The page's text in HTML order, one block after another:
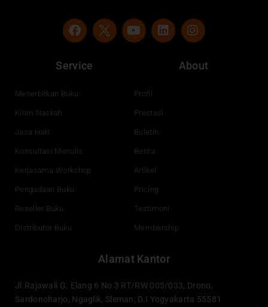
F
a
e
b
o
Y
o
e
L
i
n
I
n
t
a
Service
Menerbitkan Buku
Kirim Naskah
Jasa Haki
Konsultasi Menulis
Kerjasama Workshop
Pengadaan Buku
Reseller Buku
Distributor Buku
About
Profil
Prestasi
Buletin
Berita
Artikel
Pricing
Testimoni
Membership
Alamat Kantor
Jl.Rajawali G. Elang 6 No 3 RT/RW 005/033, Drono,
Sardonoharjo, Ngaglik, Sleman, D.I Yogyakarta 55581